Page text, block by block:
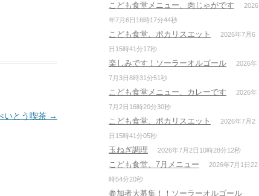
いとう喫茶 →
こども食堂メニュー、肉じゃがです
2026
年7月6日16時17分44秒
こども食堂、ポカリスエット
2026年7月6
日15時41分17秒
楽しみです！ソーラーオルゴール
2026年
7月3日8時31分51秒
こども食堂メニュー、カレーです
2026年
7月2日16時20分30秒
こども食堂、ポカリスエット
2026年7月2
日15時41分05秒
玉ねぎ調理 2026年7月2日10時28分12秒
こども食堂、7月メニュー
2026年7月1日22
時54分20秒
参加者大募集！！ソーラーオルゴール